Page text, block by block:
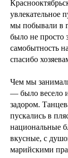
увлекательное
мы побывали в
было не просто
самобытность
спасибо
Чем мы
— было весело и
задором.
пускались в
национальные
вкусные, с
марийскими